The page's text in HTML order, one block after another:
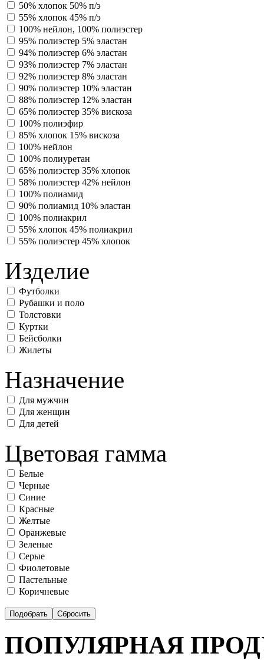
50% хлопок 50% п/э
55% хлопок 45% п/э
100% нейлон, 100% полиэстер
95% полиэстер 5% эластан
94% полиэстер 6% эластан
93% полиэстер 7% эластан
92% полиэстер 8% эластан
90% полиэстер 10% эластан
88% полиэстер 12% эластан
65% полиэстер 35% вискоза
100% полиэфир
85% хлопок 15% вискоза
100% нейлон
100% полиуретан
65% полиэстер 35% хлопок
58% полиэстер 42% нейлон
100% полиамид
90% полиамид 10% эластан
100% полиакрил
55% хлопок 45% полиакрил
55% полиэстер 45% хлопок
Изделие
Футболки
Рубашки и поло
Толстовки
Куртки
Бейсболки
Жилеты
Назначение
Для мужчин
Для женщин
Для детей
Цветовая гамма
Белые
Черные
Синие
Красные
Желтые
Оранжевые
Зеленые
Серые
Фиолетовые
Пастельные
Коричневые
ПОПУЛЯРНАЯ